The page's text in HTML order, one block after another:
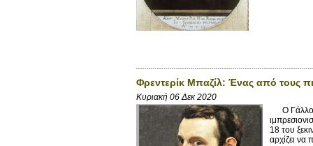
Φρεντερίκ Μπαζίλ: Ένας από τους
Κυριακή 06 Δεκ 2020
Ο Γάλλος
18 του
αρχίζει να